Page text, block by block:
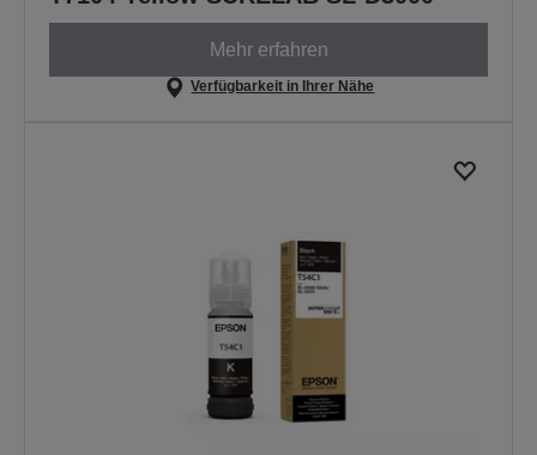
Mehr erfahren
Verfügbarkeit in Ihrer Nähe